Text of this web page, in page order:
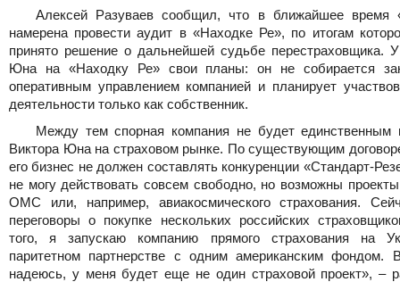
Алексей Разуваев сообщил, что в ближайшее время
намерена провести аудит в «Находке Ре», по итогам
принято решение о дальнейшей судьбе перестраховщика.
Юна на «Находку Ре» свои планы: он не собирается
оперативным управлением компанией и планирует
деятельности только как собственник.
Между тем спорная компания не будет единственным
Виктора Юна на страховом рынке. По существующим
его бизнес не должен составлять конкуренции «Стандарт-
не могу действовать совсем свободно, но возможны
ОМС или, например, авиакосмического страхования.
переговоры о покупке нескольких российских
того, я запускаю компанию прямого страхования на
паритетном партнерстве с одним американским фондом.
надеюсь, у меня будет еще не один страховой проект», –